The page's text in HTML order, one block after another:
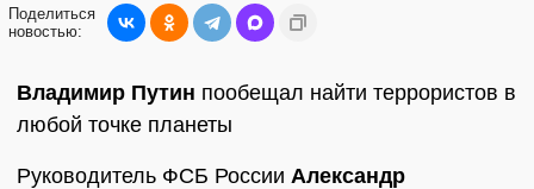
Поделиться
новостью:
Владимир Путин пообещал найти террористов в
любой точке планеты
Руководитель ФСБ России Александр